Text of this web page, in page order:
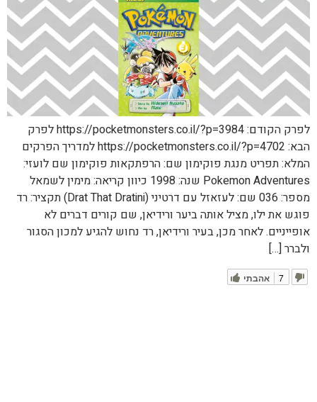
לפרק הקודם: https://pocketmonsters.co.il/?p=3984 לפרק
הבא: https://pocketmonsters.co.il/?p=4702 למדריך הפרקים
המלא: תפריט מנגת פוקימון שם: הרפתקאות פוקימון שם לועזי:
Pokemon Adventures שנה: 1998 כיוון קריאה: מימין לשמאל
מספר: 036 שם: לעזאזל עם דרטיני (Drat That Dratini) תקציר: רד
פוגש את ילו, מציל אותה ביער ורידיאן, שם קורים דברים לא
אופייניים. לאחר מכן, בעיר ורידיאן, רד נחוש להגיע למכון הסגור
ולברר […]
אהבתי 7